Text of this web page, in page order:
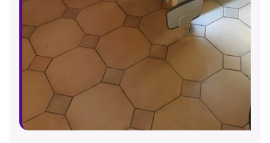
8 990 €
Installation professionnelle et personnalisation
incluses
Disponible partout en France (hors Corse et
DOM-TOM)